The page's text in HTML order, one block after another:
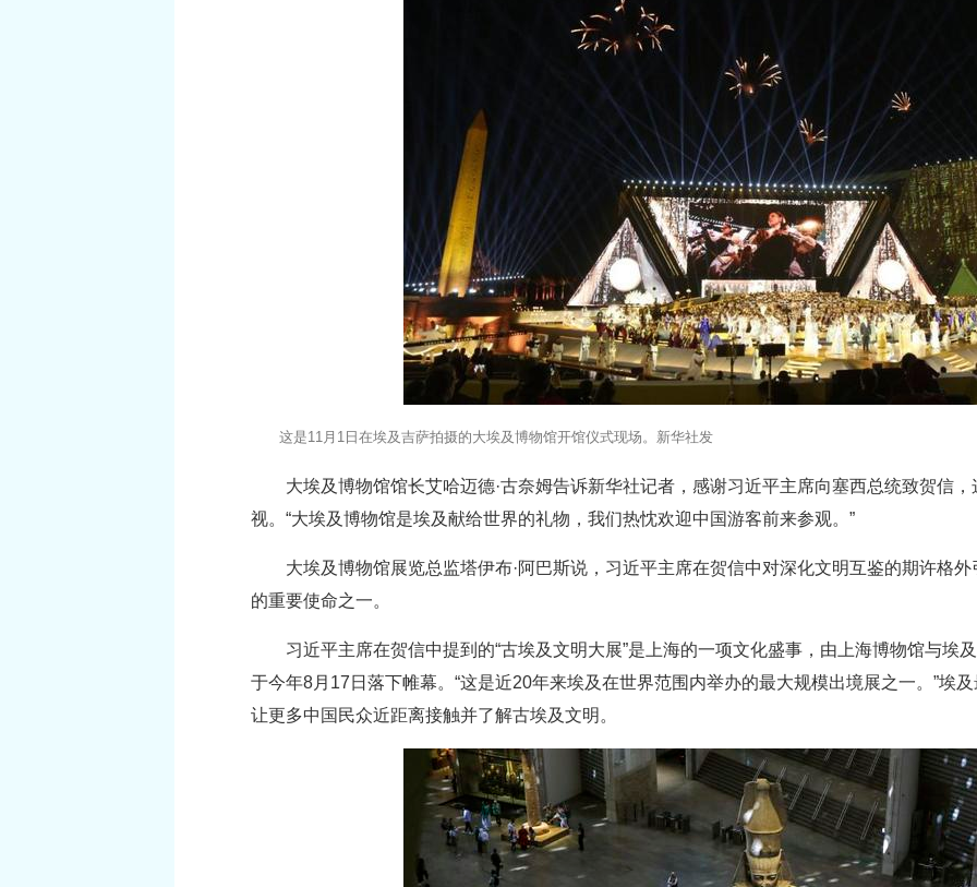
这是11月1日在埃及吉萨拍摄的大埃及博物馆开馆仪式现场。新华社发
大埃及博物馆馆长艾哈迈德·古奈姆告诉新华社记者，感谢习近平主席向塞西总统致贺信
视。“大埃及博物馆是埃及献给世界的礼物，我们热忱欢迎中国游客前来参观。”
大埃及博物馆展览总监塔伊布·阿巴斯说，习近平主席在贺信中对深化文明互鉴的期许格
的重要使命之一。
习近平主席在贺信中提到的“古埃及文明大展”是上海的一项文化盛事，由上海博物馆与埃
于今年8月17日落下帷幕。“这是近20年来埃及在世界范围内举办的最大规模出境展之一。”埃
让更多中国民众近距离接触并了解古埃及文明。